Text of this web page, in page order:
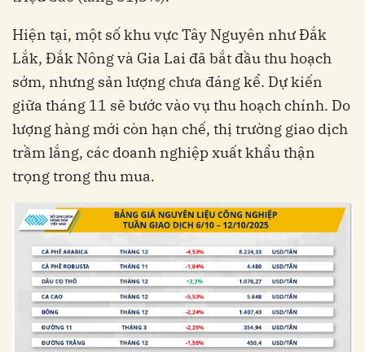
Hiện tại, một số khu vực Tây Nguyên như Đắk
Lắk, Đắk Nông và Gia Lai đã bắt đầu thu hoạch
sớm, nhưng sản lượng chưa đáng kể. Dự kiến
giữa tháng 11 sẽ bước vào vụ thu hoạch chính. Do
lượng hàng mới còn hạn chế, thị trường giao dịch
trầm lắng, các doanh nghiệp xuất khẩu thận
trọng trong thu mua.